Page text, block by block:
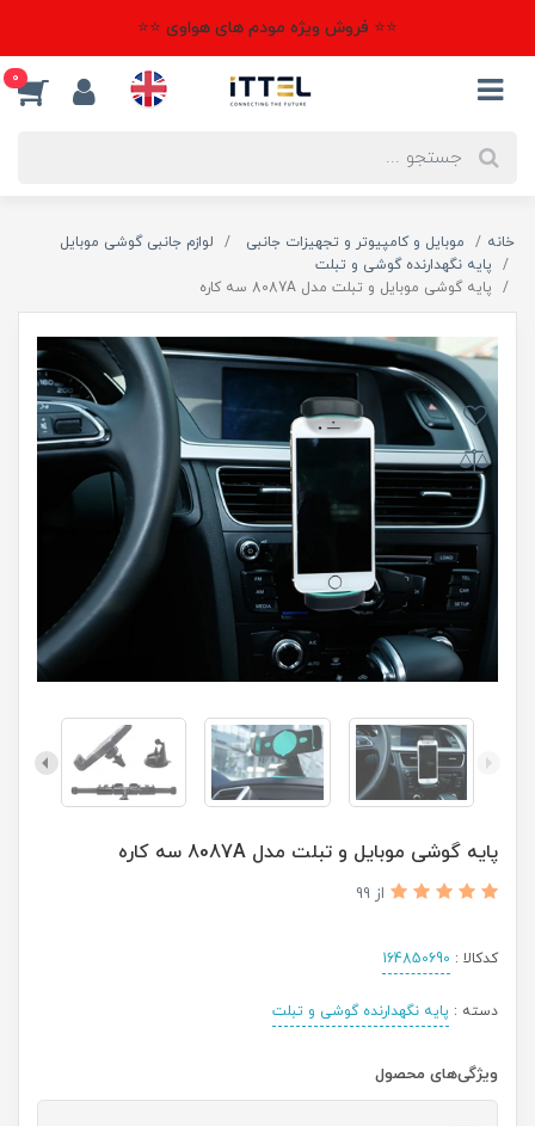
⭐⭐ فروش ویژه مودم های هواوی ⭐⭐
0
خانه موبایل و کامپیوتر و تجهیزات جانبی
لوازم جانبی گوشی موبایل
پایه نگهدارنده گوشی و تبلت
پایه گوشی موبایل و تبلت مدل 8087A سه کاره
پایه گوشی موبایل و تبلت مدل 8087A سه کاره
از 99
کدکالا : 164850690
دسته : پایه نگهدارنده گوشی و تبلت
ویژگی‌های محصول